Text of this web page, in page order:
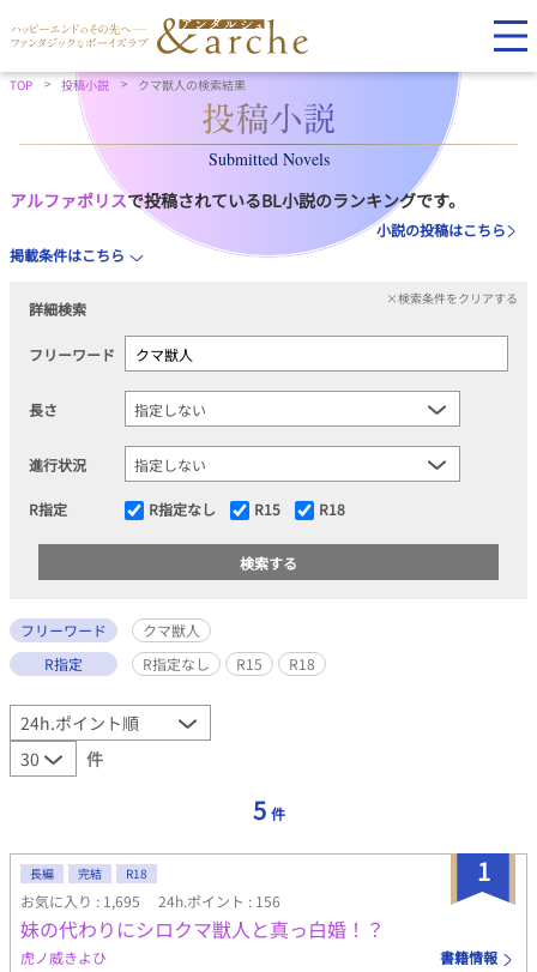
TOP 投稿小説 クマ獣人の検索結果
Submitted Novels
アルファポリスで投稿されているBL小説のランキングです。
小説の投稿はこちら
掲載条件はこちら
詳細検索
×検索条件をクリアする
フリーワード
長さ
進行状況
R指定 R指定なし R15 R18
フリーワード
クマ獣人
R指定
R指定なし R15 R18
件
5 件
1
長編 完結 R18
お気に入り : 1,695 24h.ポイント : 156
妹の代わりにシロクマ獣人と真っ白婚！？
虎ノ威きよひ 書籍情報